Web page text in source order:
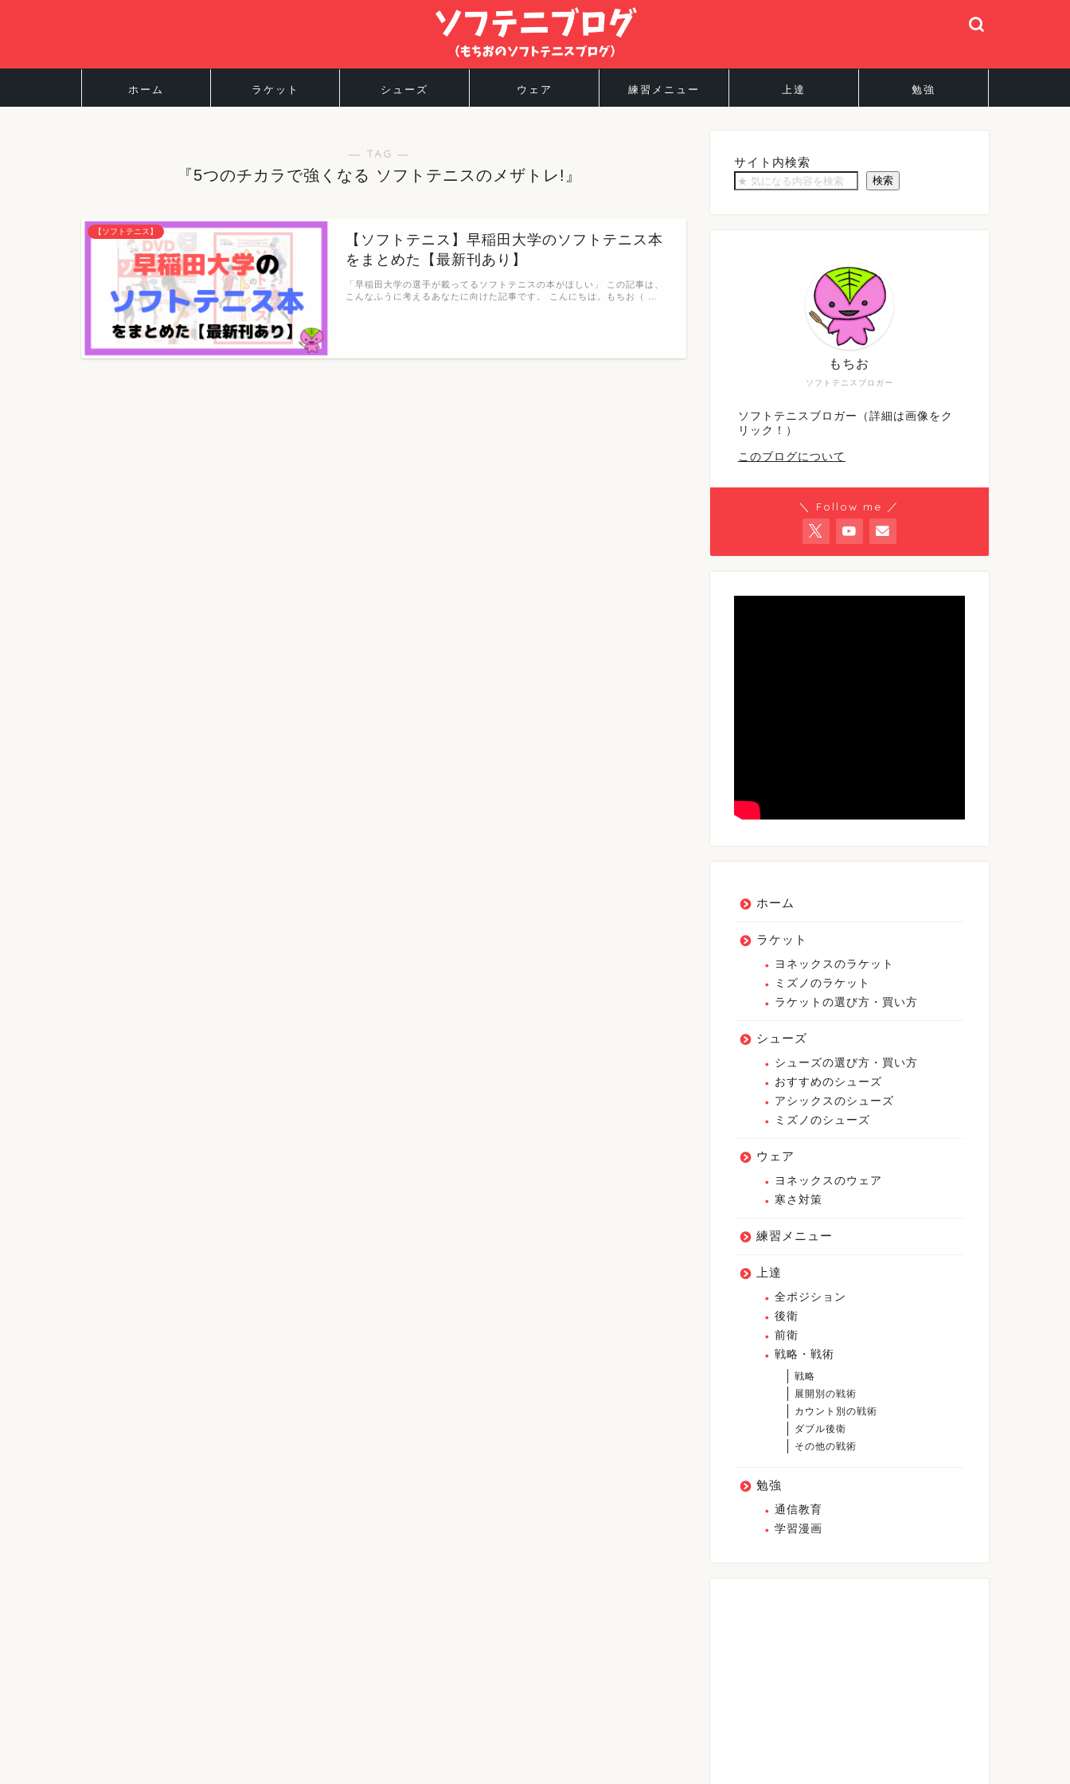
ホーム ラケット シューズ ウェア 練習メニュー 上達 勉強
― TAG ―
『5つのチカラで強くなる ソフトテニスのメザトレ!』
【ソフトテニス】
【ソフトテニス】早稲田大学のソフトテニス本
をまとめた【最新刊あり】
「早稲田大学の選手が載ってるソフトテニスの本がほしい」 この記事は、
こんなふうに考えるあなたに向けた記事です。 こんにちは。もちお（ …
サイト内検索
検索
ソフトテニスブロガー
もちお
ソフトテニスブロガー（詳細は画像をク
リック！）
このブログについて
＼ Follow me ／
ホーム
ラケット
ヨネックスのラケット
ミズノのラケット
ラケットの選び方・買い方
シューズ
シューズの選び方・買い方
おすすめのシューズ
アシックスのシューズ
ミズノのシューズ
ウェア
ヨネックスのウェア
寒さ対策
練習メニュー
上達
全ポジション
後衛
前衛
戦略・戦術
戦略
展開別の戦術
カウント別の戦術
ダブル後衛
その他の戦術
勉強
通信教育
学習漫画